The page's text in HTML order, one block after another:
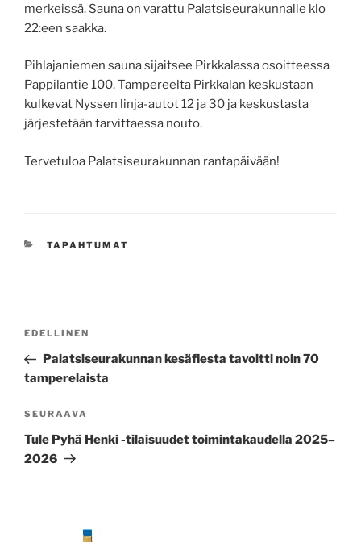
merkeissä. Sauna on varattu Palatsiseurakunnalle klo
22:een saakka.
Pihlajaniemen sauna sijaitsee Pirkkalassa osoitteessa
Pappilantie 100. Tampereelta Pirkkalan keskustaan
kulkevat Nyssen linja-autot 12 ja 30 ja keskustasta
järjestetään tarvittaessa nouto.
Tervetuloa Palatsiseurakunnan rantapäivään!
KATEGORIAT
TAPAHTUMAT
Artikkelien
Edellinen
artikkeli
EDELLINEN
Palatsiseurakunnan kesäfiesta tavoitti noin 70
tamperelaista
Seuraava
artikkeli
SEURAAVA
Tule Pyhä Henki -tilaisuudet toimintakaudella 2025–
2026